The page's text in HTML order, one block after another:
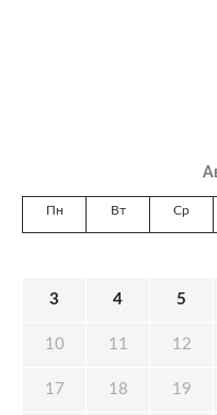
Пн Вт Ср
3 4 5
10 11 12
17 18 19